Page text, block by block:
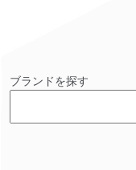
ブランドを探す